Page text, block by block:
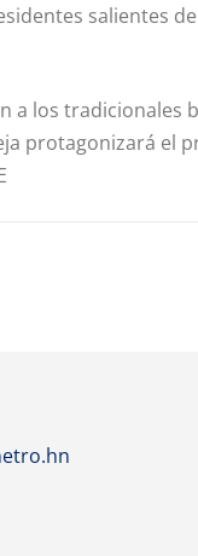
salientes
a los tradicionales
protagonizará